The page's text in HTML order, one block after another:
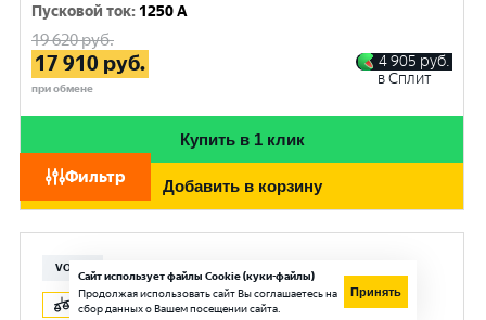
Фильтр
Пусковой ток: 1250 A
19 620руб.
17 910 руб.
при обмене
4 905 руб.
в Сплит
Купить в 1 клик
Добавить в корзину
VOLAT
Сайт использует файлы Cookie (куки-файлы)
Продолжая использовать сайт Вы соглашаетесь на
сбор данных о Вашем посещении сайта.
Принять